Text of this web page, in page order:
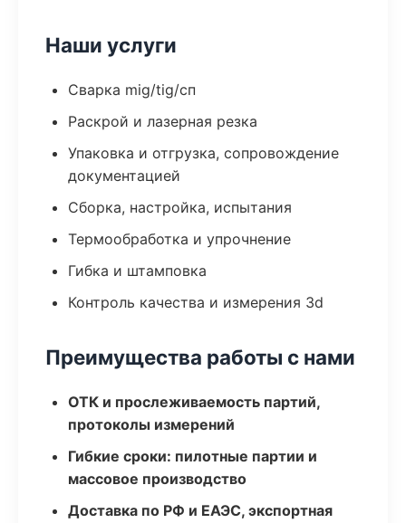
Наши услуги
Сварка mig/tig/сп
Раскрой и лазерная резка
Упаковка и отгрузка, сопровождение
документацией
Сборка, настройка, испытания
Термообработка и упрочнение
Гибка и штамповка
Контроль качества и измерения 3d
Преимущества работы с нами
ОТК и прослеживаемость партий,
протоколы измерений
Гибкие сроки: пилотные партии и
массовое производство
Доставка по РФ и ЕАЭС, экспортная